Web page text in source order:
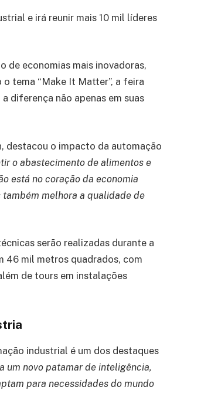
e irá reunir mais 10 mil líderes
de economias mais inovadoras,
tema “Make It Matter”, a feira
diferença não apenas em suas
destacou o impacto da automação
o abastecimento de alimentos e
está no coração da economia
melhora a qualidade de
serão realizadas durante a
46 mil metros quadrados, com
de tours em instalações
industrial é um dos destaques
um novo patamar de inteligência,
para necessidades do mundo